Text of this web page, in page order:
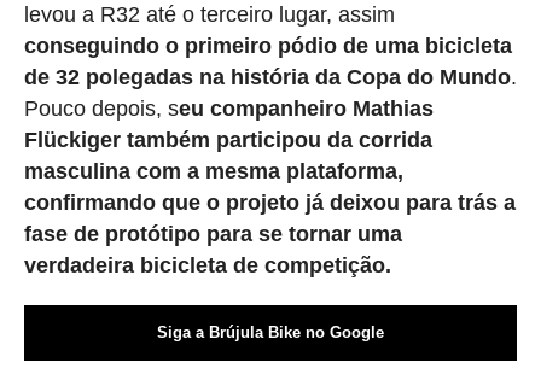
levou a R32 até o terceiro lugar, assim
conseguindo o primeiro pódio de uma bicicleta
de 32 polegadas na história da Copa do Mundo.
Pouco depois, seu companheiro Mathias
Flückiger também participou da corrida
masculina com a mesma plataforma,
confirmando que o projeto já deixou para trás a
fase de protótipo para se tornar uma
verdadeira bicicleta de competição.
Siga a Brújula Bike no Google